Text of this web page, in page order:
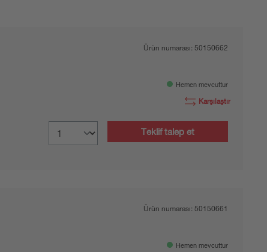
Ürün numarası: 50150662
Hemen mevcuttur
Karşılaştır
Teklif talep et
Ürün numarası: 50150661
Hemen mevcuttur